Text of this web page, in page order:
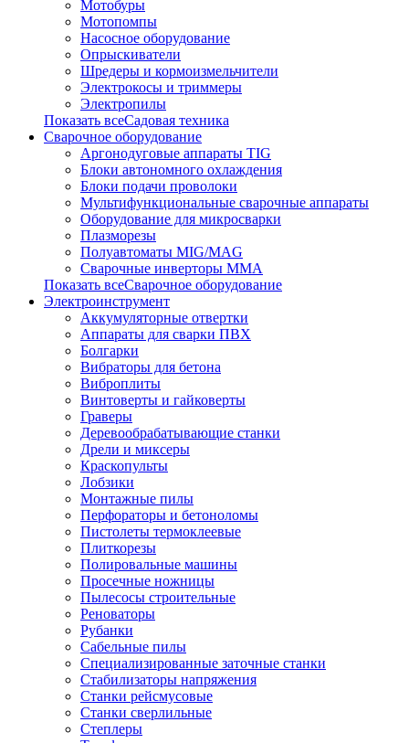
Мотобуры
Мотопомпы
Насосное оборудование
Опрыскиватели
Шредеры и кормоизмельчители
Электрокосы и триммеры
Электропилы
Показать всеСадовая техника
Сварочное оборудование
Аргонодуговые аппараты TIG
Блоки автономного охлаждения
Блоки подачи проволоки
Мультифункциональные сварочные аппараты
Оборудование для микросварки
Плазморезы
Полуавтоматы MIG/MAG
Сварочные инверторы ММА
Показать всеСварочное оборудование
Электроинструмент
Аккумуляторные отвертки
Аппараты для сварки ПВХ
Болгарки
Вибраторы для бетона
Виброплиты
Винтоверты и гайковерты
Граверы
Деревообрабатывающие станки
Дрели и миксеры
Краскопульты
Лобзики
Монтажные пилы
Перфораторы и бетоноломы
Пистолеты термоклеевые
Плиткорезы
Полировальные машины
Просечные ножницы
Пылесосы строительные
Реноваторы
Рубанки
Сабельные пилы
Специализированные заточные станки
Стабилизаторы напряжения
Станки рейсмусовые
Станки сверлильные
Степлеры